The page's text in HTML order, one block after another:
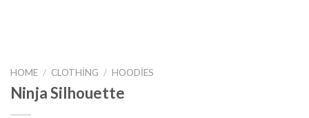
HOME / CLOTHING / HOODIES
Ninja Silhouette